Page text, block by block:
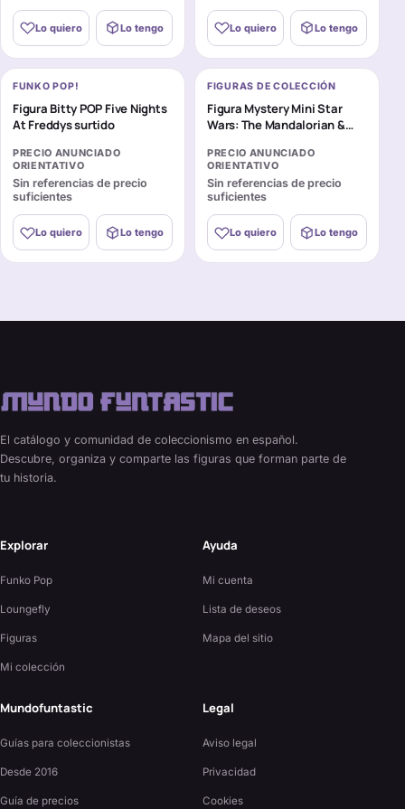
Lo quiero Lo tengo Lo quiero Lo tengo
FUNKO POP!
Figura Bitty POP Five Nights
At Freddys surtido
PRECIO ANUNCIADO
ORIENTATIVO
Sin referencias de precio
suficientes
Lo quiero Lo tengo
FIGURAS DE COLECCIÓN
Figura Mystery Mini Star
Wars: The Mandalorian &
PRECIO ANUNCIADO
ORIENTATIVO
Sin referencias de precio
suficientes
Lo quiero Lo tengo
El catálogo y comunidad de coleccionismo en español.
Descubre, organiza y comparte las figuras que forman parte de
tu historia.
Explorar
Funko Pop
Loungefly
Figuras
Mi colección
Ayuda
Mi cuenta
Lista de deseos
Mapa del sitio
Mundofuntastic
Guías para coleccionistas
Desde 2016
Guía de precios
Legal
Aviso legal
Privacidad
Cookies